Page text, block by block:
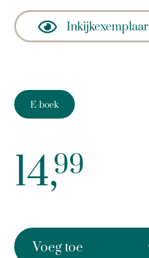
Inkijkexemplaar
E-boek
14,99
Voeg toe